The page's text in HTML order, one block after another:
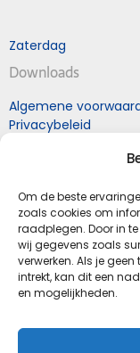
Om de beste
zoals cookies om
raadplegen. Door in
wij gegevens zoals
verwerken. Als je
intrekt, kan dit een
en mogelijkheden.
Zaterdag
Downloads
Algemene
Privacybeleid
Schoenhandel en
Kapelstraat 11
4841 GE Prinsenbeek
T.076-5414268